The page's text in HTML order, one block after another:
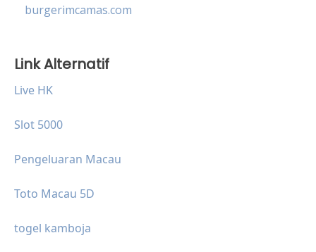
burgerimcamas.com
Link Alternatif
Live HK
Slot 5000
Pengeluaran Macau
Toto Macau 5D
togel kamboja